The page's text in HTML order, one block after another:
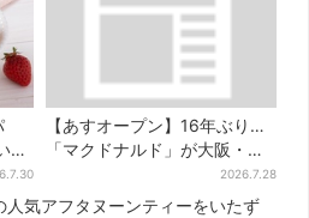
ち
ま
【あすオープン】16年ぶり…
「マクドナルド」が大阪・本
町に帰ってくる！駅から徒歩1
分＆23時まで
2026.7.28
人気アフタヌーンティーをいたず